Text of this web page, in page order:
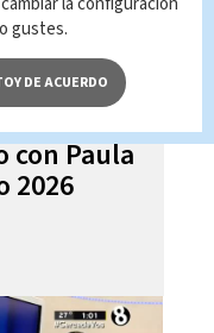
con Paula
2026
gustes.
DE ACUERDO